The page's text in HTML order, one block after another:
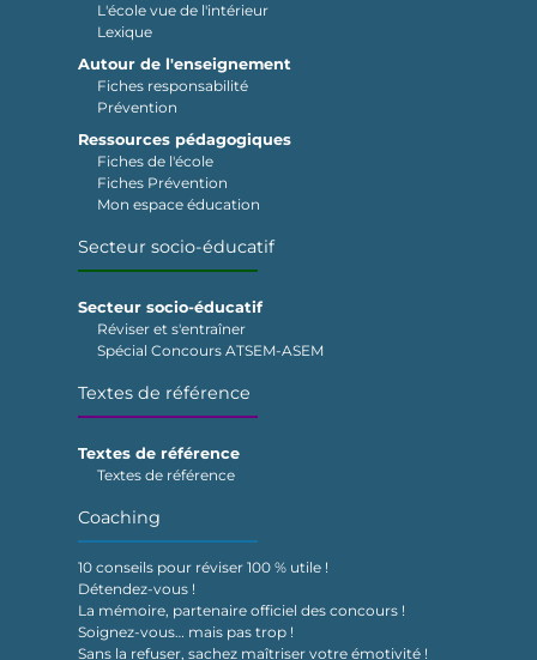
L'école vue de l'intérieur
Lexique
Autour de l'enseignement
Fiches responsabilité
Prévention
Ressources pédagogiques
Fiches de l'école
Fiches Prévention
Mon espace éducation
Secteur socio-éducatif
Secteur socio-éducatif
Réviser et s'entraîner
Spécial Concours ATSEM-ASEM
Textes de référence
Textes de référence
Textes de référence
Coaching
10 conseils pour réviser 100 % utile !
Détendez-vous !
La mémoire, partenaire officiel des concours !
Soignez-vous… mais pas trop !
Sans la refuser, sachez maîtriser votre émotivité !